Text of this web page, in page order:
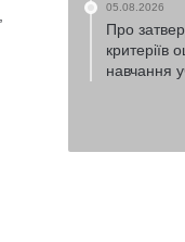
05.08.2026
Про
критеріїв
навчання